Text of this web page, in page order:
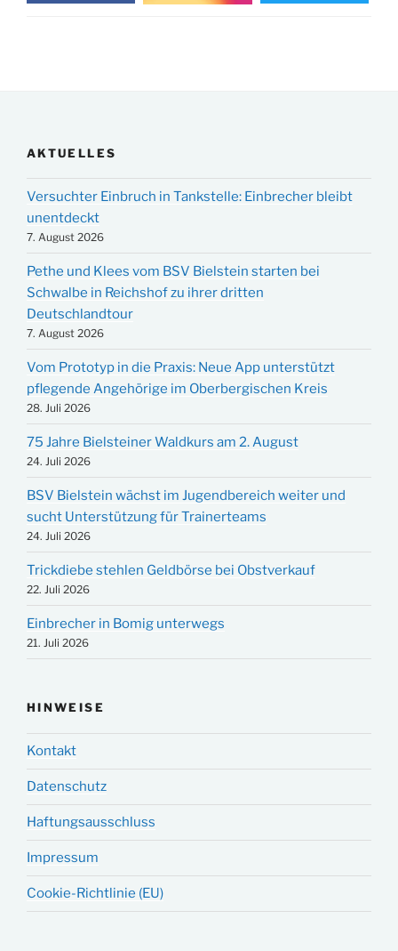
AKTUELLES
Versuchter Einbruch in Tankstelle: Einbrecher bleibt
unentdeckt
7. August 2026
Pethe und Klees vom BSV Bielstein starten bei
Schwalbe in Reichshof zu ihrer dritten
Deutschlandtour
7. August 2026
Vom Prototyp in die Praxis: Neue App unterstützt
pflegende Angehörige im Oberbergischen Kreis
28. Juli 2026
75 Jahre Bielsteiner Waldkurs am 2. August
24. Juli 2026
BSV Bielstein wächst im Jugendbereich weiter und
sucht Unterstützung für Trainerteams
24. Juli 2026
Trickdiebe stehlen Geldbörse bei Obstverkauf
22. Juli 2026
Einbrecher in Bomig unterwegs
21. Juli 2026
HINWEISE
Kontakt
Datenschutz
Haftungsausschluss
Impressum
Cookie-Richtlinie (EU)